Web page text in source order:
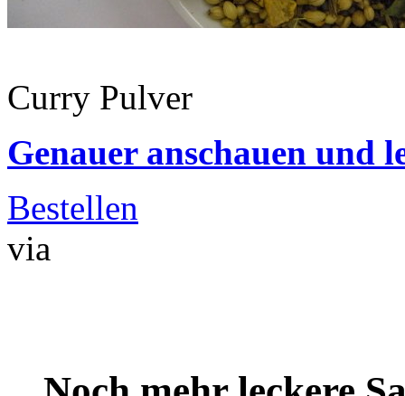
Curry Pulver
Genauer anschauen und
Bestellen
via